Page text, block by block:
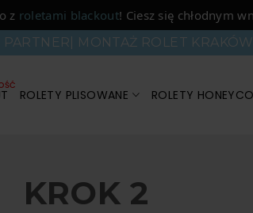
z roletami blackout! Ciesz się chłodnym
PARTNER MONTAŻ ROLET KRAKÓW
ROLETY PLISOWANE ROLETY
KROK 2